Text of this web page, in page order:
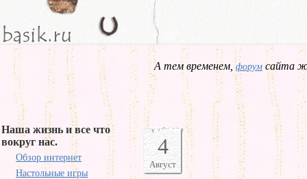
А тем временем,форум сайта
Наша жизнь и все что
вокруг нас.
Обзор интернет
Настольные игры
4
Август